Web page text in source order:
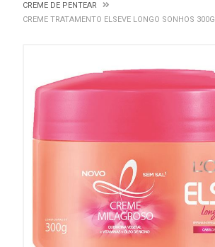
CREME DE PENTEAR
CREME TRATAMENTO ELSEVE LONGO SONHOS 300G